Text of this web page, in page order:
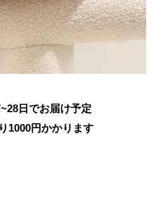
日でお届け予定
1000円かかります